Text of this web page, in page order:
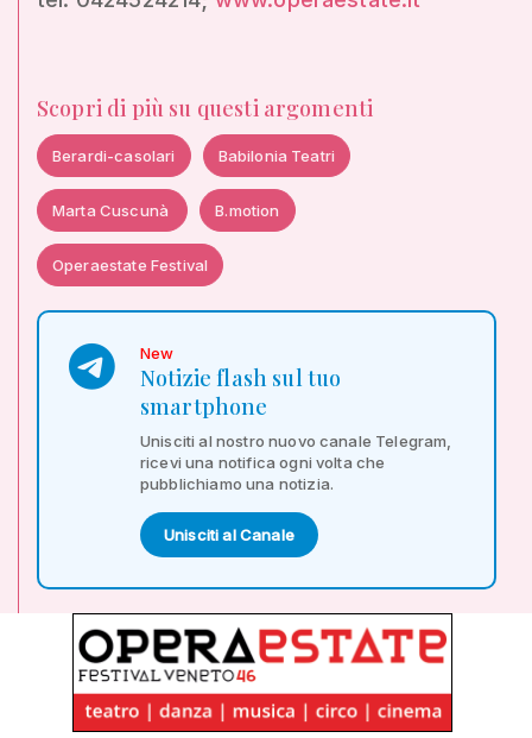
Scopri di più su questi argomenti
Berardi-casolari Babilonia Teatri
Marta Cuscunà B.motion
Operaestate Festival
New
Notizie flash sul tuo
smartphone
Unisciti al nostro nuovo canale Telegram,
ricevi una notifica ogni volta che
pubblichiamo una notizia.
Unisciti al Canale